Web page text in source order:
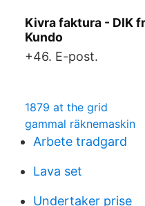
Kivra faktura - DIK
Kundo
+46. E-post.
1879 at the grid
gammal räknemaskin
Arbete tradgard
Lava set
Undertaker prise